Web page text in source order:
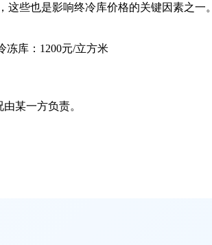
些也是影响终冷库价格的关键因素之一。
冻库：1200元/立方米
某一方负责。